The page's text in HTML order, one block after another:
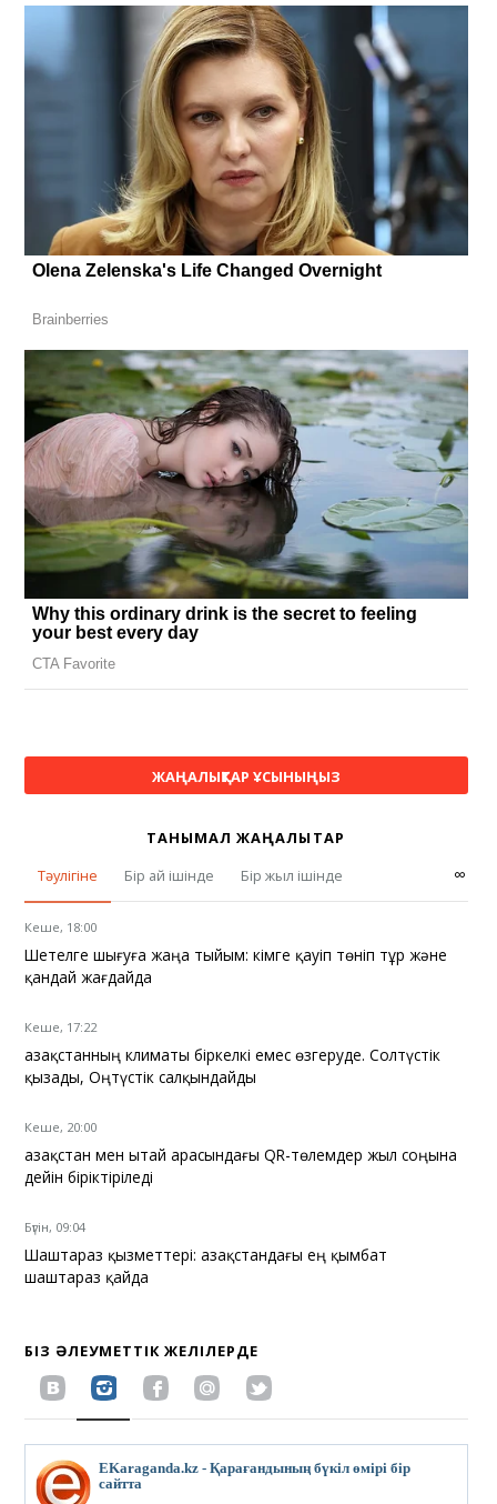
ЖАҢАЛЫҚТАР ҰСЫНЫҢЫЗ
ТАНЫМАЛ ЖАҢАЛЫҚТАР
Тәулігіне
Бір ай ішінде Бір жыл ішінде ∞
Кеше, 18:00
Шетелге шығуға жаңа тыйым: кімге қауіп төніп тұр және
қандай жағдайда
Кеше, 17:22
Қазақстанның климаты біркелкі емес өзгеруде. Солтүстік
қызады, Оңтүстік салқындайды
Кеше, 20:00
Қазақстан мен Қытай арасындағы QR-төлемдер жыл соңына
дейін біріктіріледі
Бүгін, 09:04
Шаштараз қызметтері: Қазақстандағы ең қымбат
шаштараз қайда
БІЗ ӘЛЕУМЕТТІК ЖЕЛІЛЕРДЕ
EKaraganda.kz - Қарағандының бүкіл өмірі бір
сайтта